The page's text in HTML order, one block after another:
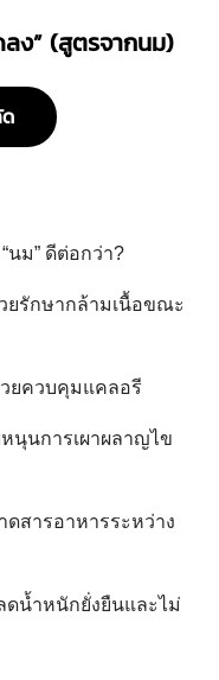
ง” (สูตรจากนม)
ม” ดีต่อกว่า?
ยรักษากล้ามเนื้อขณะ
ยควบคุมแคลอรี
นุนการเผาผลาญไข
ดสารอาหารระหว่าง
ดน้ำหนักยั่งยืนและไม่